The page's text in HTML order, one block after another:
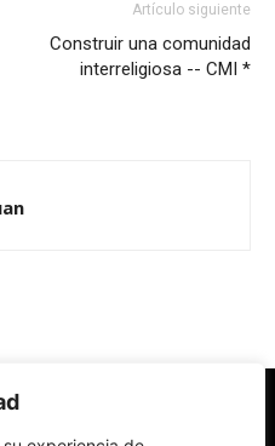
Artículo siguiente
Construir una comunidad
interreligiosa -- CMI *